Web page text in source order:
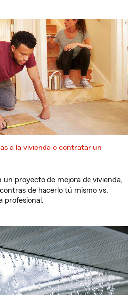
a la vivienda o contratar un
un proyecto de mejora de vivienda,
de hacerlo tú mismo vs.
profesional.